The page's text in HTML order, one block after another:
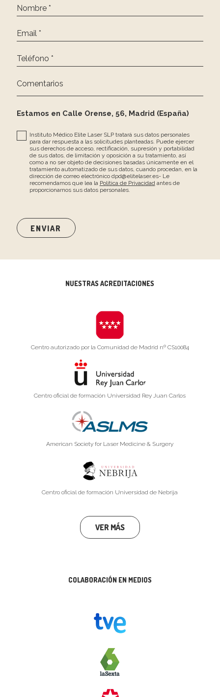
Nombre *
Email *
Teléfono *
Comentarios
Estamos en Calle Orense, 56, Madrid (España)
Instituto Médico Elite Laser SLP tratará sus datos personales
para dar respuesta a las solicitudes planteadas. Puede ejercer
sus derechos de acceso, rectificación, supresión y portabilidad
de sus datos, de limitación y oposición a su tratamiento, así
como a no ser objeto de decisiones basadas únicamente en el
tratamiento automatizado de sus datos, cuando procedan, en la
dirección de correo electrónico dpd@elitelaser.es- Le
recomendamos que lea la Política de Privacidad antes de
proporcionarnos sus datos personales.
NUESTRAS ACREDITACIONES
Centro autorizado por la Comunidad de Madrid nº CS10084
Centro oficial de formación Universidad Rey Juan Carlos
American Society for Laser Medicine & Surgery
Centro oficial de formación Universidad de Nebrija
VER MÁS
COLABORACIÓN EN MEDIOS